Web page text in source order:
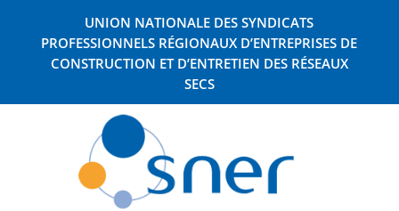
UNION NATIONALE DES SYNDICATS
PROFESSIONNELS RÉGIONAUX D’ENTREPRISES DE
CONSTRUCTION ET D’ENTRETIEN DES RÉSEAUX
SECS